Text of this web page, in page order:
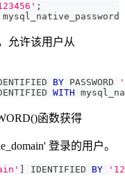
;
mysql_native_password
允许该用户从
BY PASSWORD
WITH
函数获得
登录的用户。
IDENTIFIED BY